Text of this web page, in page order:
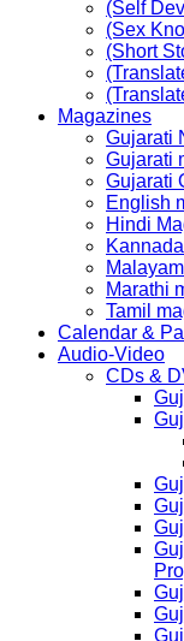
(Self
(Sex
(Short
Magazines
Gujarati
Gujarati
Gujarati
English
Hindi
Marathi
Tamil
Calendar &
Audio-Video
CDs &